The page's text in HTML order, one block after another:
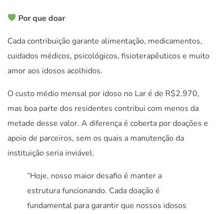
Por que doar
Cada contribuição garante alimentação, medicamentos,
cuidados médicos, psicológicos, fisioterapêuticos e muito
amor aos idosos acolhidos.
O custo médio mensal por idoso no Lar é de R$2.970,
mas boa parte dos residentes contribui com menos da
metade desse valor. A diferença é coberta por doações e
apoio de parceiros, sem os quais a manutenção da
instituição seria inviável.
“Hoje, nosso maior desafio é manter a
estrutura funcionando. Cada doação é
fundamental para garantir que nossos idosos